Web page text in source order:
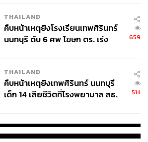
THAILAND
คืบหน้าเหตุยิงโรงเรียนเทพศิรินทร์
นนทบุรี ดับ 6 ศพ โฆษก ตร. เร่ง
659
THAILAND
คืบหน้าเหตุยิงเทพศิรินทร์ นนทบุรี
เด็ก 14 เสียชีวิตที่โรงพยาบาล สธ.
514